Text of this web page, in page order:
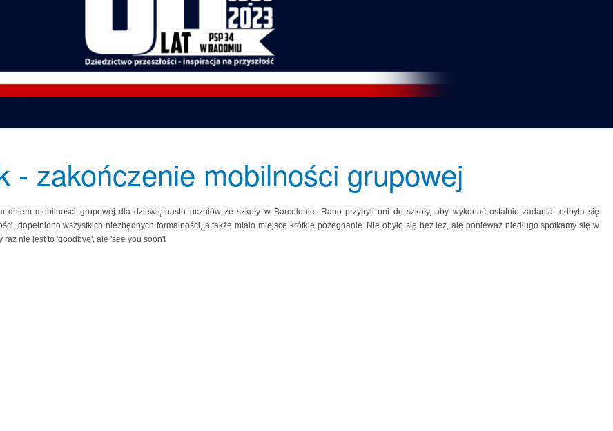
- zakończenie mobilności grupowej
dniem mobilności grupowej dla dziewiętnastu uczniów ze szkoły w Barcelonie. Rano przybyli oni do szkoły, aby wykonać ostatnie zadania: odbyła się
dopełniono wszystkich niezbędnych formalności, a także miało miejsce krótkie pożegnanie. Nie obyło się bez łez, ale ponieważ niedługo spotkamy się w
raz nie jest to 'goodbye', ale 'see you soon'!